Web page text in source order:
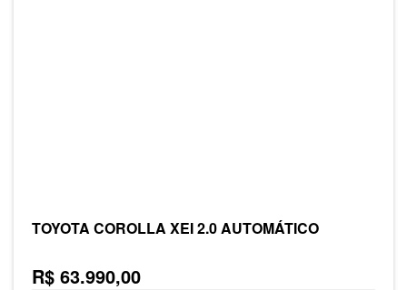
TOYOTA COROLLA XEI 2.0 AUTOMÁTICO
R$ 63.990,00